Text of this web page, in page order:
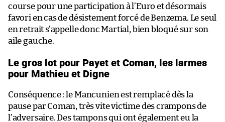
course pour une participation à l’Euro et désormais
favori en cas de désistement forcé de Benzema. Le seul
en retrait s’appelle donc Martial, bien bloqué sur son
aile gauche.
Le gros lot pour Payet et Coman, les larmes
pour Mathieu et Digne
Conséquence : le Mancunien est remplacé dès la
pause par Coman, très vite victime des crampons de
l’adversaire. Des tampons qui ont également eu la